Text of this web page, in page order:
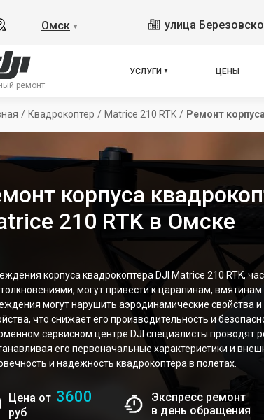
Омск ▼ улица
ремонт
УСЛУГИ ЦЕНЫ
/ Квадрокоптер / Matrice 210 RTK / Ремонт корпуса
корпуса
210 RTK в Омске
корпуса квадрокоптера DJI Matrice 210 RTK,
могут привести к царапинам,
могут нарушить аэродинамические свойства и
что снижает его производительность и
сервисном центре DJI специалисты проводят
его первоначальные характеристики и
и надежность квадрокоптера в полетах.
Цена от 3600
руб
Экспресс ремонт
в день обращения